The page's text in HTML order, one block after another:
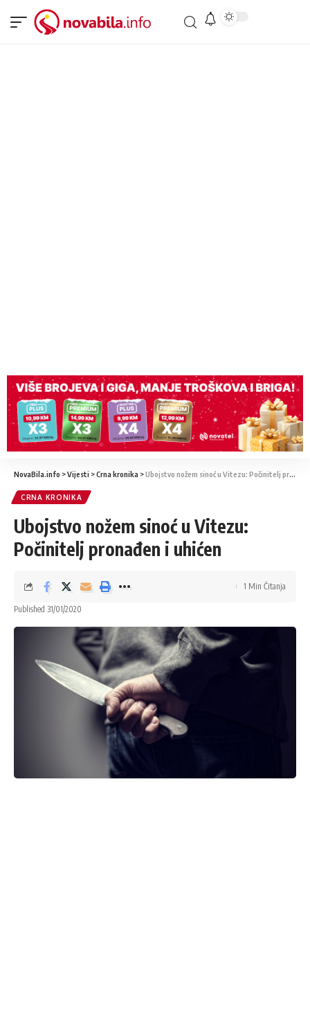
NovaBila.info >Vijesti >Crna kronika >Ubojstvo nožem sinoć u Vitezu: Počinitelj pronađen i uhićen
CRNA KRONIKA
Ubojstvo nožem sinoć u Vitezu:
Počinitelj pronađen i uhićen
Published 31/01/2020
1 Min Čitanja